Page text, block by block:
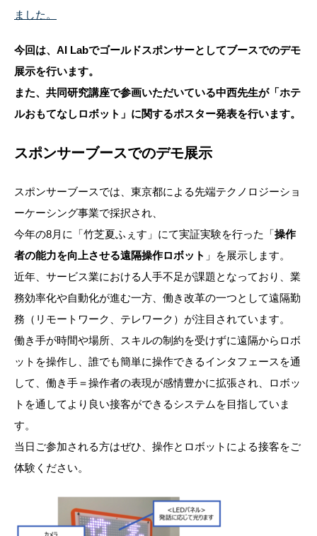
ました。
今回は、AI Labでゴールドスポンサーとしてブースでのデモ
展示を行います。
また、共同研究講座で参画いただいている中西先生が「ホテ
ルおもてなしロボット」に関するポスター発表を行います。
スポンサーブースでのデモ展示
スポンサーブースでは、東京都による先端テクノロジーショ
ーケーシング事業で採択され、
今年の8月に「竹芝夏ふぇす」にて実証実験を行った「操作
者の能力を向上させる遠隔操作ロボット 」を展示します。
近年、サービス業における人手不足が課題となっており、業
務効率化や自動化が進む一方、働き改革の一つとして遠隔勤
務（リモートワーク、テレワーク）が注目されています。
働き手が時間や場所、スキルの制約を受けずに遠隔からロボ
ットを操作し、誰でも簡単に操作できるインタフェースを通
して、働き手＝操作者の表現が感情豊かに拡張され、ロボッ
トを通してより良い接客ができるシステムを目指していま
す。
当日ご参加される方はぜひ、操作とロボットによる接客をご
体験ください。